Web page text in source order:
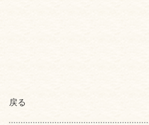
戻る